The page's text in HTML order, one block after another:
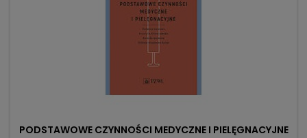
PODSTAWOWE CZYNNOŚCI MEDYCZNE I PIELĘGNACYJNE